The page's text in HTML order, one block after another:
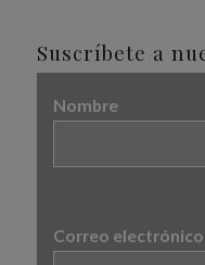
Suscríbete a
Nombre
Correo electrónico